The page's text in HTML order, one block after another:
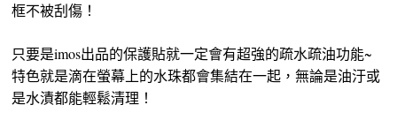
框不被刮傷！
只要是imos出品的保護貼就一定會有超強的疏水疏油功能~
特色就是滴在螢幕上的水珠都會集結在一起，無論是油汙或
是水漬都能輕鬆清理！